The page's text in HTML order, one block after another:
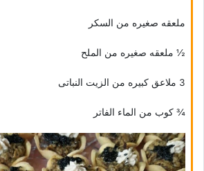
ملعقه صغیره من السکر
½ ملعقه صغیره من الملح
3 ملاعق کبیره من الزیت النباتی
¾ کوب من الماء الفاتر